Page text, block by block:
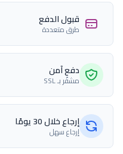
قبول الدفع
طرق متعددة
دفع آمن
مشفّر بـ SSL
إرجاع خلال 30 يومًا
إرجاع سهل